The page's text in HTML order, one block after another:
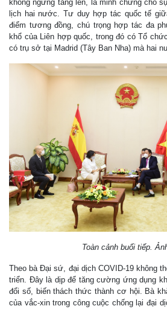
không ngừng tăng lên, là minh chứng cho
lịch hai nước. Tư duy hợp tác quốc tế
điểm tương đồng, chú trọng hợp tác đa
khổ của Liên hợp quốc, trong đó có Tổ
có trụ sở tại Madrid (Tây Ban Nha) mà hai
Toàn cảnh buổi tiếp.
Theo bà Đại sứ, đại dịch COVID-19 không
triển. Đây là dịp để tăng cường ứng dụng
đổi số, biến thách thức thành cơ hội. Bà
của vắc-xin trong công cuộc chống lại đại